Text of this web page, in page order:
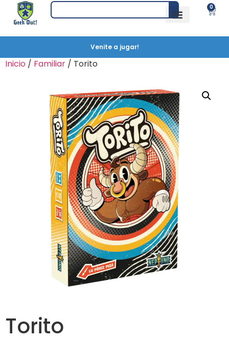
0
Venite a jugar!
Inicio / Familiar / Torito
Torito